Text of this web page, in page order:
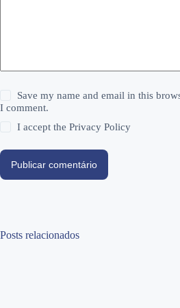
Save my name and email in this
I comment.
I accept thePrivacy Policy
Publicar comentário
Posts relacionados